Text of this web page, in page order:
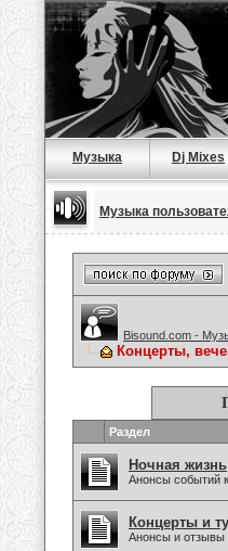
Музыка Dj Mixes
Музыка
Bisound.com -
Концерты,
Раздел
Ночная жизнь
Анонсы событий
Концерты и
Анонсы и отзывы